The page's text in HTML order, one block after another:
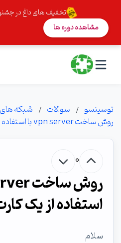
تخفیف های داغ در
مشاهده دوره ها
توسینسو سوالات
شبکه های
روش ساخت vpn server با استفاده از یک کارت شبکه
0
استفاده از یک
سلام